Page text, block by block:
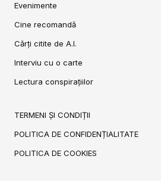
Evenimente
Cine recomandă
Cărți citite de A.I.
Interviu cu o carte
Lectura conspirațiilor
TERMENI ȘI CONDIȚII
POLITICA DE CONFIDENȚIALITATE
POLITICA DE COOKIES